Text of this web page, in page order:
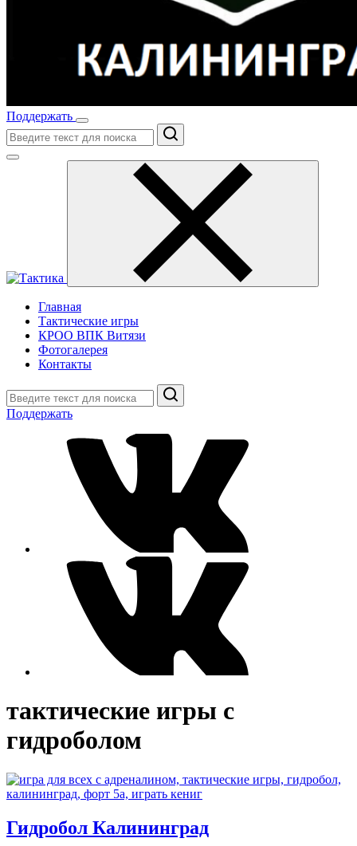
Поддержать
Поиск
Главная
Тактические игры
КРОО ВПК Витязи
Фотогалерея
Контакты
Поиск
Поддержать
тактические игры с
гидроболом
Гидробол Калининград